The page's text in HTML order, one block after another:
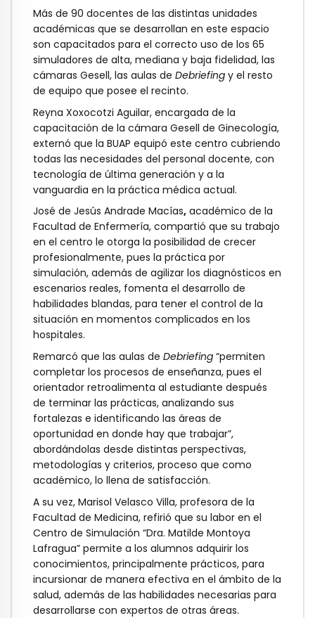
Más de 90 docentes de las distintas unidades
académicas que se desarrollan en este espacio
son capacitados para el correcto uso de los 65
simuladores de alta, mediana y baja fidelidad, las
cámaras Gesell, las aulas de Debriefing y el resto
de equipo que posee el recinto.
Reyna Xoxocotzi Aguilar, encargada de la
capacitación de la cámara Gesell de Ginecología,
externó que la BUAP equipó este centro cubriendo
todas las necesidades del personal docente, con
tecnología de última generación y a la
vanguardia en la práctica médica actual.
José de Jesús Andrade Macías, académico de la
Facultad de Enfermería, compartió que su trabajo
en el centro le otorga la posibilidad de crecer
profesionalmente, pues la práctica por
simulación, además de agilizar los diagnósticos en
escenarios reales, fomenta el desarrollo de
habilidades blandas, para tener el control de la
situación en momentos complicados en los
hospitales.
Remarcó que las aulas de Debriefing “permiten
completar los procesos de enseñanza, pues el
orientador retroalimenta al estudiante después
de terminar las prácticas, analizando sus
fortalezas e identificando las áreas de
oportunidad en donde hay que trabajar”,
abordándolas desde distintas perspectivas,
metodologías y criterios, proceso que como
académico, lo llena de satisfacción.
A su vez, Marisol Velasco Villa, profesora de la
Facultad de Medicina, refirió que su labor en el
Centro de Simulación “Dra. Matilde Montoya
Lafragua” permite a los alumnos adquirir los
conocimientos, principalmente prácticos, para
incursionar de manera efectiva en el ámbito de la
salud, además de las habilidades necesarias para
desarrollarse con expertos de otras áreas.